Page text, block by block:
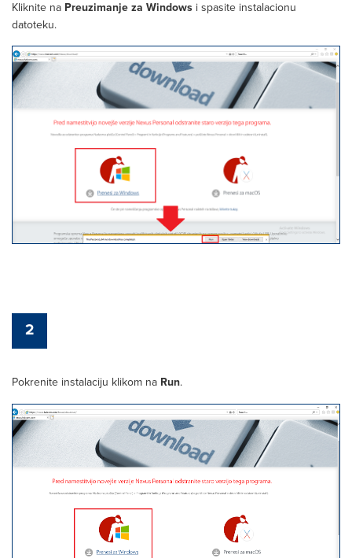
Kliknite na Preuzimanje za Windows i spasite instalacionu
datoteku.
2
Pokrenite instalaciju klikom na Run.